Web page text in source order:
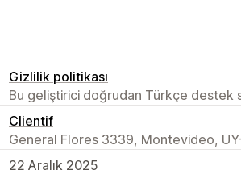
Gizlilik politikası
Bu geliştirici doğrudan Türkçe destek
Clientif
General Flores 3339, Montevideo,
22 Aralık 2025